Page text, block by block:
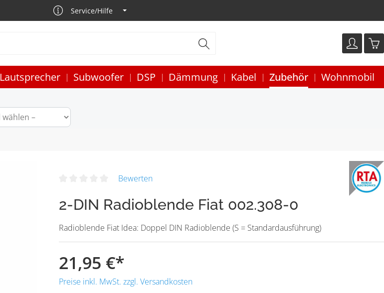
Service/Hilfe
Lautsprecher Subwoofer DSP Dämmung Kabel Zubehör Wohnmobil
Bewerten
2-DIN Radioblende Fiat 002.308-0
Radioblende Fiat Idea: Doppel DIN Radioblende (S = Standardausführung)
21,95 €*
Preise inkl. MwSt. zzgl. Versandkosten